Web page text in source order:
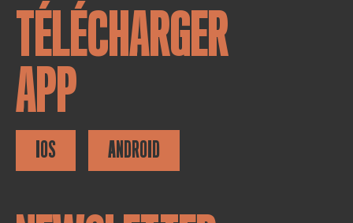
TÉLÉCHARGER
APP
IOS ANDROID